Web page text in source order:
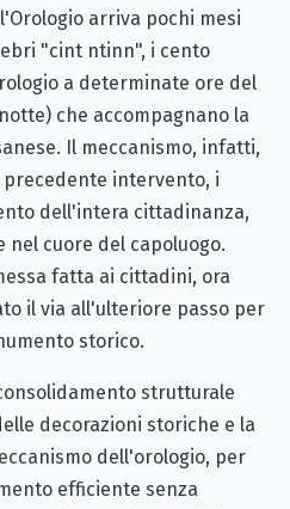
arriva pochi mesi
"cint ntinn", i cento
a determinate ore del
che accompagnano la
Il meccanismo, infatti,
precedente intervento, i
dell'intera cittadinanza,
cuore del capoluogo.
fatta ai cittadini, ora
il via all'ulteriore passo per
storico.
strutturale
decorazioni storiche e la
dell'orologio, per
efficiente senza